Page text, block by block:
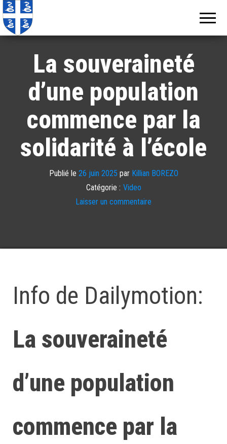
La souveraineté
d’une population
commence par la
solidarité à l’école
Publié le 26 juin 2025 par Killian BOREZO
Catégorie : Video
Laisser un commentaire
Info de Dailymotion:
La souveraineté
d’une population
commence par la